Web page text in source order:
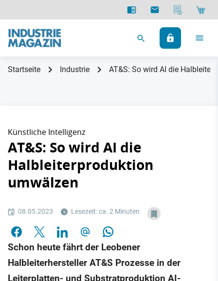
Startseite Industrie AT&S: So wird AI die
Künstliche Intelligenz
AT&S: So wird AI die
Halbleiterproduktion
umwälzen
08.05.2023 Lesezeit: ca. 2 Minuten
Schon heute fährt der Leobener
Halbleiterhersteller AT&S Prozesse in der
Leiterplatten- und Substratproduktion AI-